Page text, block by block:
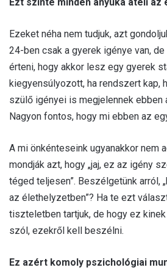
Ezeket néha nem tudjuk, azt
24-ben csak a gyerek igénye van,
érteni, hogy akkor lesz egy gyerek
kiegyensúlyozott, ha rendszert kap,
szülő igényei is megjelennek ebben
Nagyon fontos, hogy mi ebben az
A mi önkénteseink ugyanakkor nem
mondják azt, hogy „jaj, ez az igény
téged teljesen”. Beszélgetünk arról,
az élethelyzetben”? Ha te ezt
tiszteletben tartjuk, de hogy ez
szól, ezekről kell beszélni.
Ez azért komoly pszichológiai